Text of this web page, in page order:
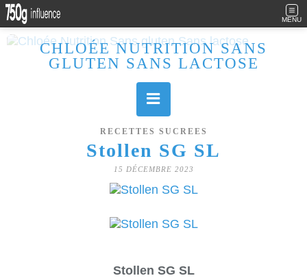
MENU
CHLOÉE NUTRITION SANS
GLUTEN SANS LACTOSE
RECETTES SUCREES
Stollen SG SL
15 DÉCEMBRE 2023
Stollen SG SL